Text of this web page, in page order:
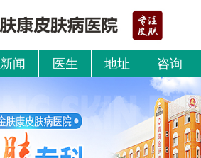
新闻 医生 地址 咨询